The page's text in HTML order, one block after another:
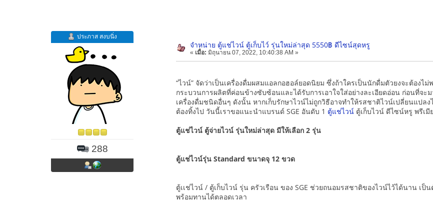
ประภาส สงบนิ่ง
288
จำหน่าย ตู้แช่ไวน์ ตู้เก็บไว์ รุ่นใหม่ล่าสุด 5550฿ ดีไซน์สุดหรู
« เมื่อ: มิถุนายน 07, 2022, 10:40:38 AM »
“ไวน์” จัดว่าเป็นเครื่องดื่มผสมแอลกอฮอล์ยอดนิยม ซึ่งถ้าใครเป็นนักดื่มตัวยงจะต้อง
กระบวนการผลิตที่ค่อนข้างซับซ้อนและได้รับการเอาใจใส่อย่างละเอียดอ่อน ก่อนที่จะ
เครื่องดื่มชนิดอื่นๆ ดังนั้น หากเก็บรักษาไวน์ไม่ถูกวิธีอาจทำให้รสชาติไวน์เปลี่ยนแปล
ต้องทิ้งไป วันนี้เราขอแนะนำแบรนด์ SGE อันดับ 1 ตู้แช่ไวน์ ตู้เก็บไวน์ ดีไซน์หรู พรีเมี
ตู้แช่ไวน์ ตู้จ่ายไวน์ รุ่นใหม่ล่าสุด มีให้เลือก 2 รุ่น
ตู้แช่ไวน์รุ่น Standard ขนาดจุ 12 ขวด
ตู้เเช่ไวน์ / ตู้เก็บไวน์ รุ่น ครัวเรือน ของ SGE ช่วยถนอมรสชาติของไวน์ไว้ได้นาน เ
พร้อมทานได้ตลอดเวลา